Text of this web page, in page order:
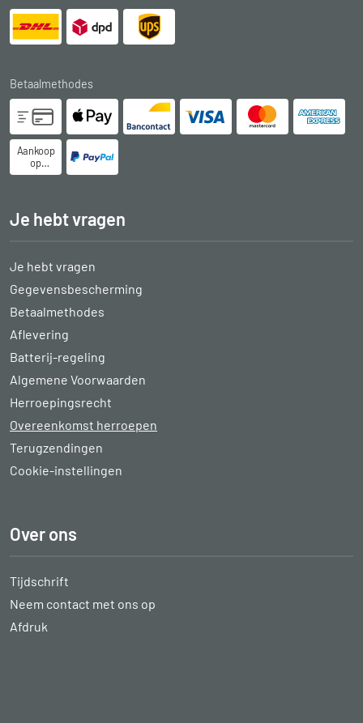
Betaalmethodes
Aankoop
op
rekening
Je hebt vragen
Je hebt vragen
Gegevensbescherming
Betaalmethodes
Aflevering
Batterij-regeling
Algemene Voorwaarden
Herroepingsrecht
Overeenkomst herroepen
Terugzendingen
Cookie-instellingen
Over ons
Tijdschrift
Neem contact met ons op
Afdruk